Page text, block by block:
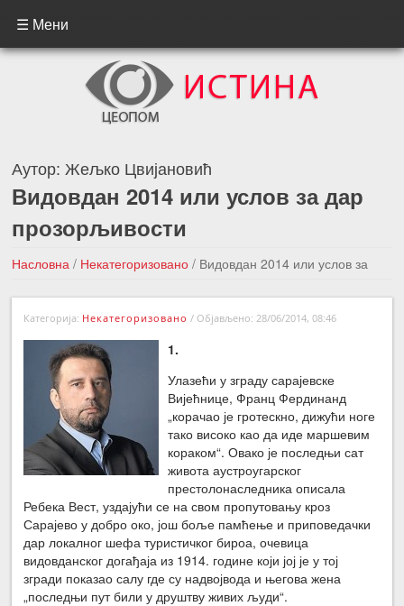
☰ Мени
Аутор: Жељко Цвијановић
Видовдан 2014 или услов за дар
прозорљивости
Насловна / Некатегоризовано / Видовдан 2014 или услов за
дар прозорљивости
←Претходна вест
Следећа вест →
Категорија: Некатегоризовано / Објављено: 28/06/2014, 08:46
1.
Улазећи у зграду сарајевске
Вијећнице, Франц Фердинанд
„корачао је гротескно, дижући ноге
тако високо као да иде маршевим
кораком“. Овако је последњи сат
живота аустроугарског
престолонаследника описала
Ребека Вест, уздајући се на свом пропутовању кроз
Сарајево у добро око, још боље памћење и приповедачки
дар локалног шефа туристичког бироа, очевица
видовданског догађаја из 1914. године који јој је у тој
згради показао салу где су надвојвода и његова жена
„последњи пут били у друштву живих људи“.